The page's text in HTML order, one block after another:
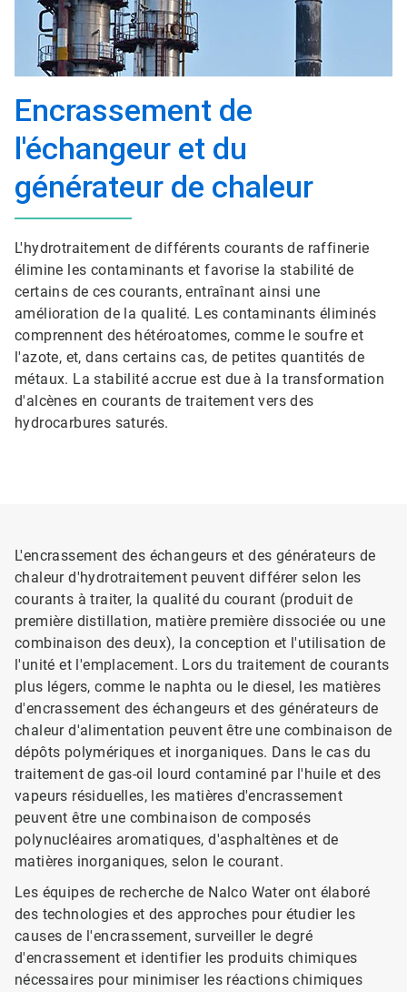
Encrassement de
l'échangeur et du
générateur de chaleur
L'hydrotraitement de différents courants de raffinerie
élimine les contaminants et favorise la stabilité de
certains de ces courants, entraînant ainsi une
amélioration de la qualité. Les contaminants éliminés
comprennent des hétéroatomes, comme le soufre et
l'azote, et, dans certains cas, de petites quantités de
métaux. La stabilité accrue est due à la transformation
d'alcènes en courants de traitement vers des
hydrocarbures saturés.
L'encrassement des échangeurs et des générateurs de
chaleur d'hydrotraitement peuvent différer selon les
courants à traiter, la qualité du courant (produit de
première distillation, matière première dissociée ou une
combinaison des deux), la conception et l'utilisation de
l'unité et l'emplacement. Lors du traitement de courants
plus légers, comme le naphta ou le diesel, les matières
d'encrassement des échangeurs et des générateurs de
chaleur d'alimentation peuvent être une combinaison de
dépôts polymériques et inorganiques. Dans le cas du
traitement de gas-oil lourd contaminé par l'huile et des
vapeurs résiduelles, les matières d'encrassement
peuvent être une combinaison de composés
polynucléaires aromatiques, d'asphaltènes et de
matières inorganiques, selon le courant.
Les équipes de recherche de Nalco Water ont élaboré
des technologies et des approches pour étudier les
causes de l'encrassement, surveiller le degré
d'encrassement et identifier les produits chimiques
nécessaires pour minimiser les réactions chimiques